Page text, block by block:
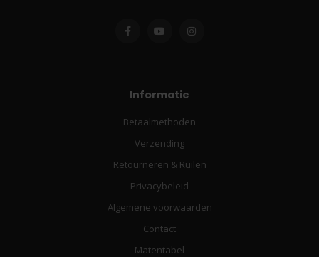
Informatie
Betaalmethoden
Verzending
Retourneren & Ruilen
Privacybeleid
Algemene voorwaarden
Contact
Matentabel